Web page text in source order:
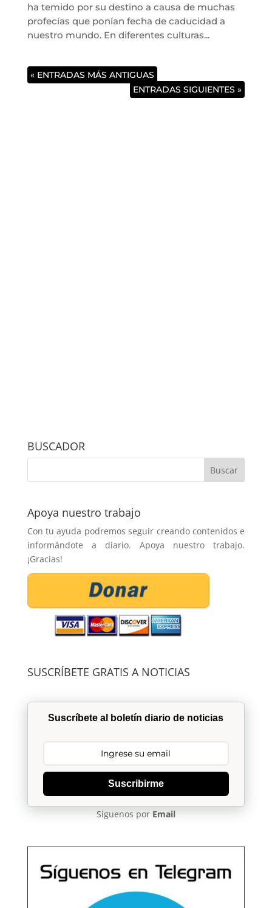
ha temido por su destino a causa de muchas
profecías que ponían fecha de caducidad a
nuestro mundo. En diferentes culturas...
« ENTRADAS MÁS ANTIGUAS
ENTRADAS SIGUIENTES »
BUSCADOR
Apoya nuestro trabajo
Con tu ayuda podremos seguir creando contenidos e
informándote a diario. Apoya nuestro trabajo.
¡Gracias!
SUSCRÍBETE GRATIS A NOTICIAS
Suscríbete al boletín diario de noticias
Suscribirme
Síguenos por Email